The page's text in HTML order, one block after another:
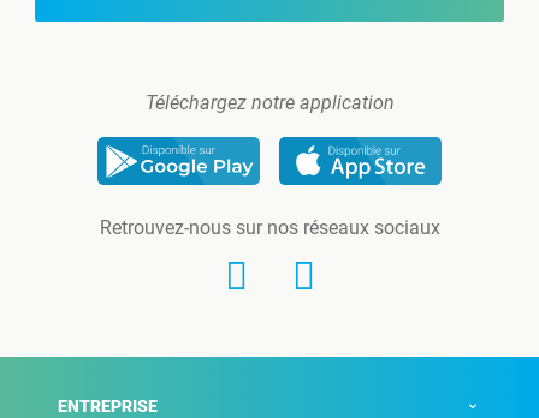
Téléchargez notre application
Retrouvez-nous sur nos réseaux sociaux
ENTREPRISE